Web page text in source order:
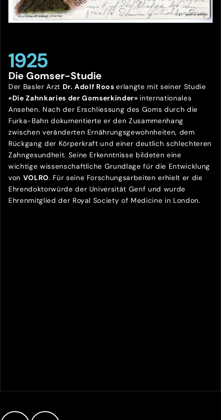
1925
Die Gomser-Studie
Der Basler Arzt Dr. Adolf Rooserlangte mit seiner Studie
«Die Zahnkaries der Gomserkinder» internationales
Ansehen. Nach der Erschliessung des Goms durch die
Furka-Bahn dokumentierte er den Zusammenhang
zwischen veränderten Ernährungsgewohnheiten, dem
Rückgang der Körperkraft und einer deutlich schlechteren
Zahngesundheit. Seine Erkenntnisse bildeten eine
wichtige wissenschaftliche Grundlage für die Entwicklung
von VOLRO. Für seine Forschungsarbeiten erhielt er die
Ehrendoktorwürde der Universität Genf und wurde
Ehrenmitglied der Royal Society of Medicine in London.